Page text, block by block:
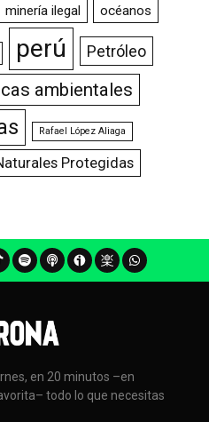
minería ilegal océanos
perú Petróleo
ambientales
Rafael López Aliaga
Protegidas
en 20 minutos –en
todo lo que necesitas